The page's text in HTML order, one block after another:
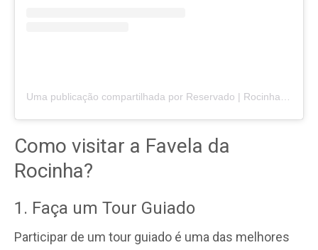
Como visitar a Favela da
Rocinha?
1. Faça um Tour Guiado
Participar de um tour guiado é uma das melhores